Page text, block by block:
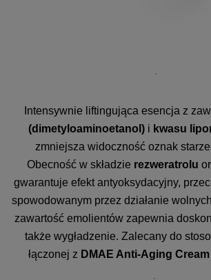
Intensywnie liftingująca esencja z
(dimetyloaminoetanol) i kwasu
zmniejsza widoczność oznak
Obecność w składzie rezweratrolu
gwarantuje efekt antyoksydacyjny,
spowodowanym przez działanie
zawartość emolientów zapewnia
także wygładzenie. Zalecany do
łączonej z DMAE Anti-Aging